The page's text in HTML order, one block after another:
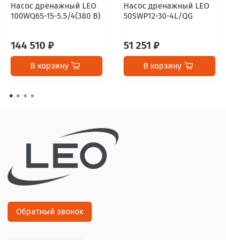
Насос дренажный LEO
100WQ65-15-5.5/4(380 В)
144 510 ₽
В корзину
Насос дренажный LEO
50SWP12-30-4L/QG
51 251 ₽
В корзину
Обратный звонок